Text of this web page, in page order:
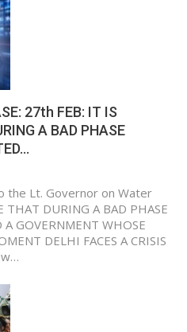
27th FEB: IT IS
A BAD PHASE
the Lt. Governor on Water
THAT DURING A BAD PHASE
GOVERNMENT WHOSE
DELHI FACES A CRISIS